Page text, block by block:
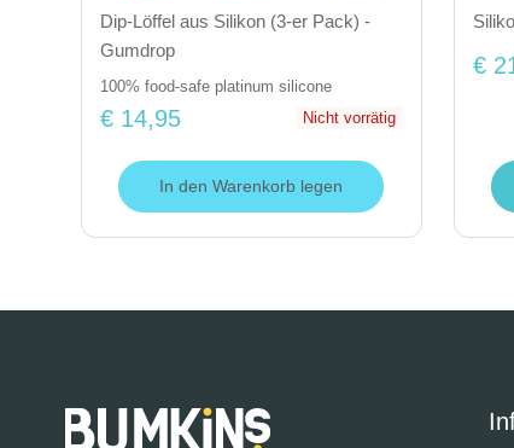
Dip-Löffel aus Silikon (3-er Pack) -
Gumdrop
100% food-safe platinum silicone
€ 14,95 Nicht vorrätig
In den Warenkorb legen
€